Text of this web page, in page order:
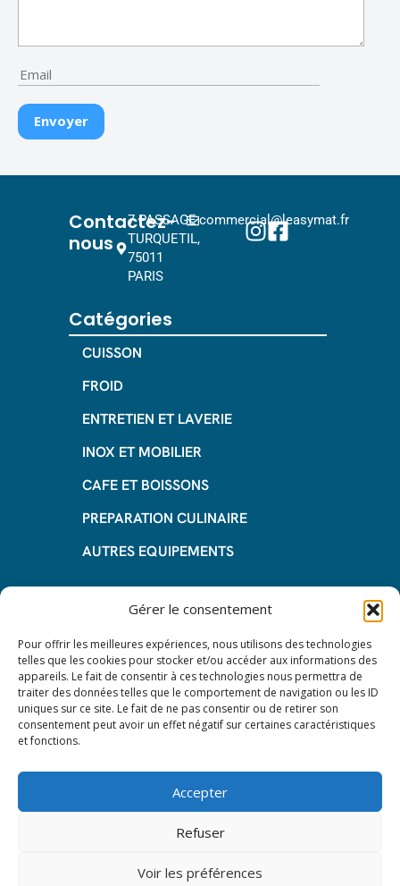
Gérer le consentement
Pour offrir les meilleures expériences, nous utilisons des technologies
telles que les cookies pour stocker et/ou accéder aux informations des
appareils. Le fait de consentir à ces technologies nous permettra de
traiter des données telles que le comportement de navigation ou les ID
uniques sur ce site. Le fait de ne pas consentir ou de retirer son
consentement peut avoir un effet négatif sur certaines caractéristiques
et fonctions.
Accepter
Refuser
Voir les préférences
Contactez-
nous
7 PASSAGE
TURQUETIL,
75011
PARIS
commercial@leasymat.fr
Catégories
CUISSON
FROID
ENTRETIEN ET LAVERIE
INOX ET MOBILIER
CAFE ET BOISSONS
PREPARATION CULINAIRE
AUTRES EQUIPEMENTS
Informations
Questions fréquentes
Les avantages de la LOA
Les étapes du leasing de matériel
de restauration
Mentions Légales
Protection des données – RGPD